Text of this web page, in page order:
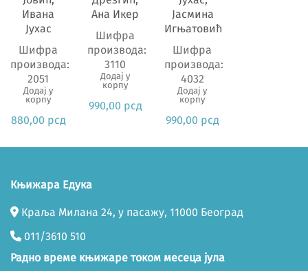
Ивана
Јухас
Шифра
производа:
2051
Додај у
корпу
880,00 рсд
Ана Икер
Шифра
производа:
3110
Додај у
корпу
990,00 рсд
Јасмина
Игњатовић
Шифра
производа:
4032
Додај у
корпу
990,00 рсд
Књижара Едука
Краља Милана 24, у пасажу, 11000 Београд
011/3610 510
Радно време књижаре током месеца јула